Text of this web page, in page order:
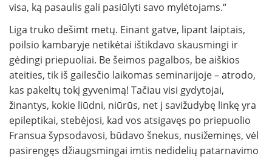
visa, ką pasaulis gali pasiūlyti savo mylėtojams.“
Liga truko dešimt metų. Einant gatve, lipant laiptais,
poilsio kambaryje netikėtai ištikdavo skausmingi ir
gėdingi priepuoliai. Be šeimos pagalbos, be aiškios
ateities, tik iš gailesčio laikomas seminarijoje – atrodo,
kas pakeltų tokį gyvenimą! Tačiau visi gydytojai,
žinantys, kokie liūdni, niūrūs, net į savižudybę linkę yra
epileptikai, stebėjosi, kad vos atsigavęs po priepuolio
Fransua šypsodavosi, būdavo šnekus, nusižeminęs, vėl
pasirengęs džiaugsmingai imtis nedidelių patarnavimo